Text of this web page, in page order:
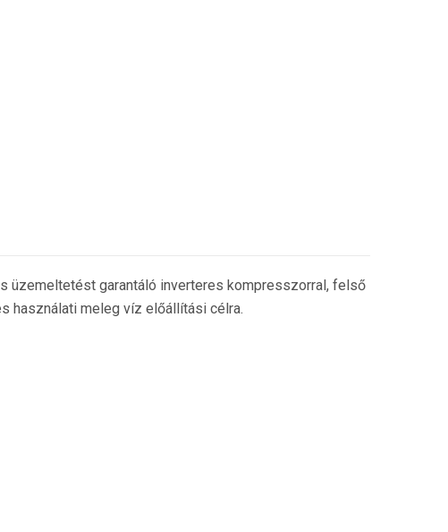
üzemeltetést garantáló inverteres kompresszorral, felső
használati meleg víz előállítási célra.